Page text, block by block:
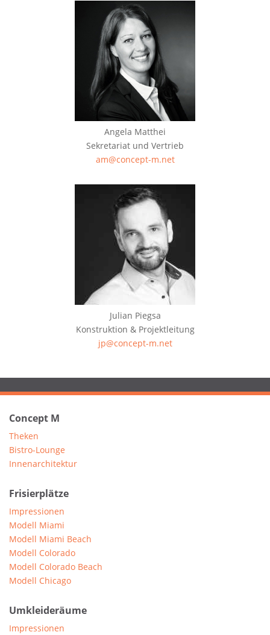
Angela Matthei
Sekretariat und Vertrieb
am@concept-m.net
Julian Piegsa
Konstruktion & Projektleitung
jp@concept-m.net
Concept M
Theken
Bistro-Lounge
Innenarchitektur
Frisierplätze
Impressionen
Modell Miami
Modell Miami Beach
Modell Colorado
Modell Colorado Beach
Modell Chicago
Umkleideräume
Impressionen